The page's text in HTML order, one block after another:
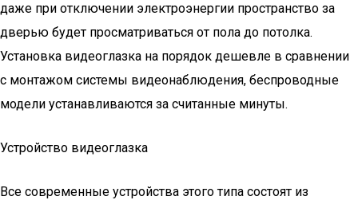
даже при отключении электроэнергии пространство за
дверью будет просматриваться от пола до потолка.
Установка видеоглазка на порядок дешевле в сравнении
с монтажом системы видеонаблюдения, беспроводные
модели устанавливаются за считанные минуты.
Устройство видеоглазка
Все современные устройства этого типа состоят из